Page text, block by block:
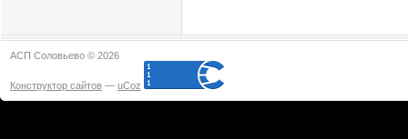
АСП Соловьево © 2026
Конструктор сайтов — uCoz